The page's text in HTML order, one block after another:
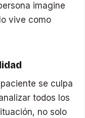
imagine
vive como
se culpa
todos los
no solo